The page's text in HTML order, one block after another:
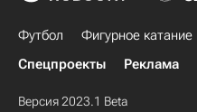
Футбол Фигурное катание
Спецпроекты
Реклама
Версия 2023.1 Beta